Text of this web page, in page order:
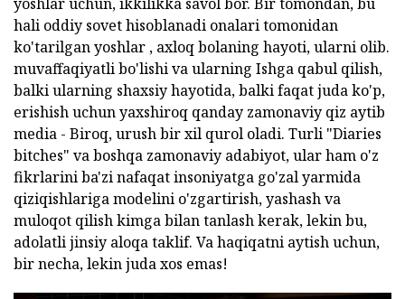
hali oddiy sovet hisoblanadi onalari tomonidan
ko'tarilgan yoshlar , axloq bolaning hayoti, ularni olib.
muvaffaqiyatli bo'lishi va ularning Ishga qabul qilish,
balki ularning shaxsiy hayotida, balki faqat juda ko'p,
erishish uchun yaxshiroq qanday zamonaviy qiz aytib
media - Biroq, urush bir xil qurol oladi. Turli "Diaries
bitches" va boshqa zamonaviy adabiyot, ular ham o'z
fikrlarini ba'zi nafaqat insoniyatga go'zal yarmida
qiziqishlariga modelini o'zgartirish, yashash va
muloqot qilish kimga bilan tanlash kerak, lekin bu,
adolatli jinsiy aloqa taklif. Va haqiqatni aytish uchun,
bir necha, lekin juda xos emas!